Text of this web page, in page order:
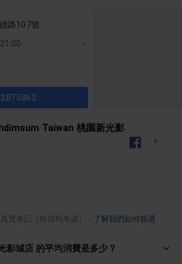
路107號
Taiwan 桃園新光影
實食記（附資料來源） 了解我們如何精選
影城店 的平均消費是多少？